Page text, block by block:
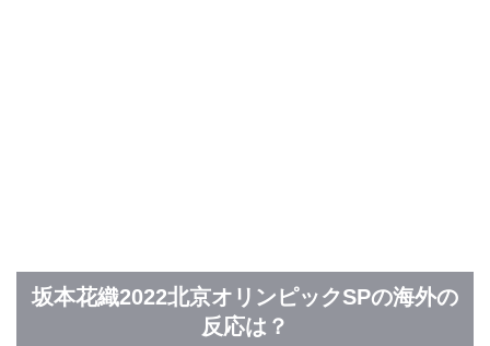
坂本花織2022北京オリンピックSPの海外の
反応は？